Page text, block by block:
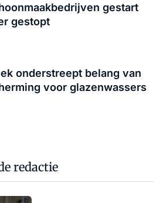
gestart
gestopt
onderstreept belang van
voor glazenwassers
redactie